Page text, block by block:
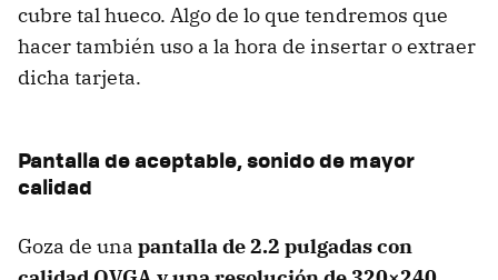
cubre tal hueco. Algo de lo que tendremos que
hacer también uso a la hora de insertar o extraer
dicha tarjeta.
Pantalla de aceptable, sonido de mayor
calidad
Goza de una pantalla de 2.2 pulgadas con